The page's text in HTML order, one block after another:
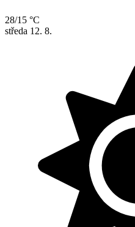
28/15 °C
středa 12. 8.